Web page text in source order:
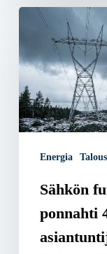
Sähkön
futuurihinta
ponnahti
euroon
–
varoittavat
aikakauden
päättyneen
Energia Talous
Sähkön
ponnahti